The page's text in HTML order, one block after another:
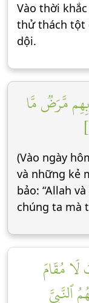
Vào thời
thử thách tột
dội.
مَّرَضٞ مَّا
(Vào ngày
và những kẻ
bảo: “Allah
chúng ta mà
مُقَامَ
ٱلنَّبِيَّ